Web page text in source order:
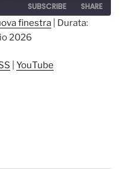
SUBSCRIBE SHARE
RSS
finestra
Durata:
2026
YouTube